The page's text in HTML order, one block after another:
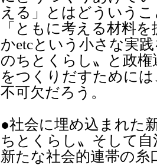
える」とはどういう
「ともに考える材料
かetcという小さな実
のちとくらし〟と政
をつくりだすために
不可欠だろう。
●社会に埋め込まれた
ちとくらし〟そして
新たな社会的連帯の